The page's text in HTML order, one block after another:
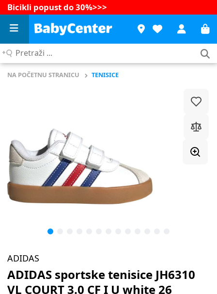
Bicikli popust do 30%>>>
Pretraži
NA POČETNU STRANICU TENISICE
ADIDAS
ADIDAS sportske tenisice JH6310
VL COURT 3.0 CF I U white 26